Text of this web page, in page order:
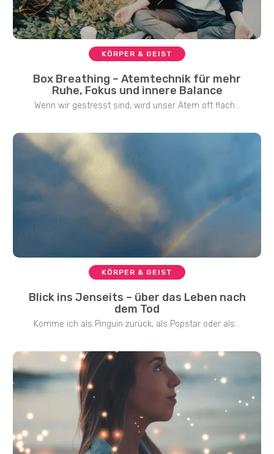
KÖRPER & GEIST
Box Breathing – Atemtechnik für mehr
Ruhe, Fokus und innere Balance
Wenn wir gestresst sind, wird unser Atem oft flach...
KÖRPER & GEIST
Blick ins Jenseits – über das Leben nach
dem Tod
Komme ich als Pinguin zurück, als Popstar oder als...